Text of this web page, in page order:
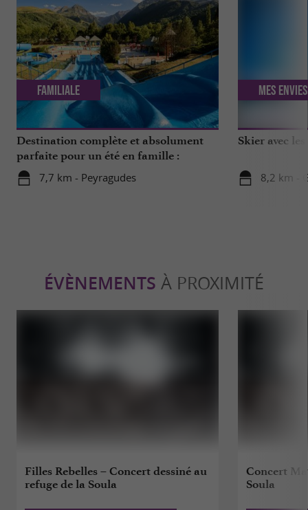
Destination complète et absolument
parfaite pour un été en famille :
Pyrénées Central Park
7,7 km - Peyragudes
Familiale
Skier avec
8,2 km -
Mes
ÉVÈNEMENTS À PROXIMITÉ
Filles Rebelles – Concert dessiné au
refuge de la Soula
Concert
Soula